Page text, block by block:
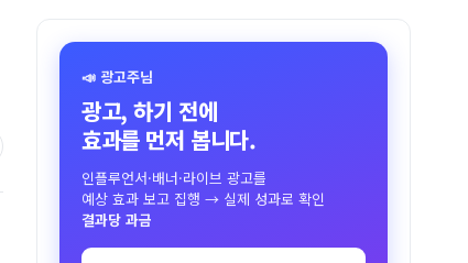
📣 광고주님
광고, 하기 전에
효과를 먼저 봅니다.
인플루언서·배너·라이브 광고를
예상 효과 보고 집행 → 실제 성과로 확인
결과당 과금